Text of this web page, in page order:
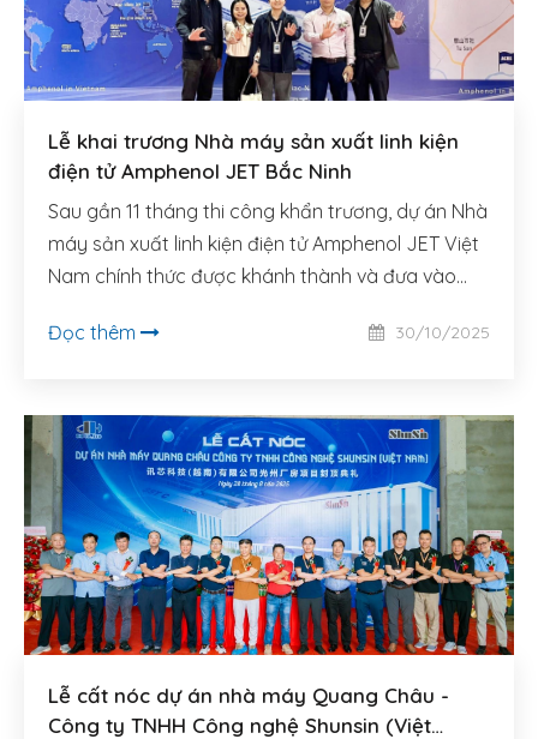
Lễ khai trương Nhà máy sản xuất linh kiện
điện tử Amphenol JET Bắc Ninh
Sau gần 11 tháng thi công khẩn trương, dự án Nhà
máy sản xuất linh kiện điện tử Amphenol JET Việt
Nam chính thức được khánh thành và đưa vào
Đọc thêm
30/10/2025
Lễ cất nóc dự án nhà máy Quang Châu -
Công ty TNHH Công nghệ Shunsin (Việt